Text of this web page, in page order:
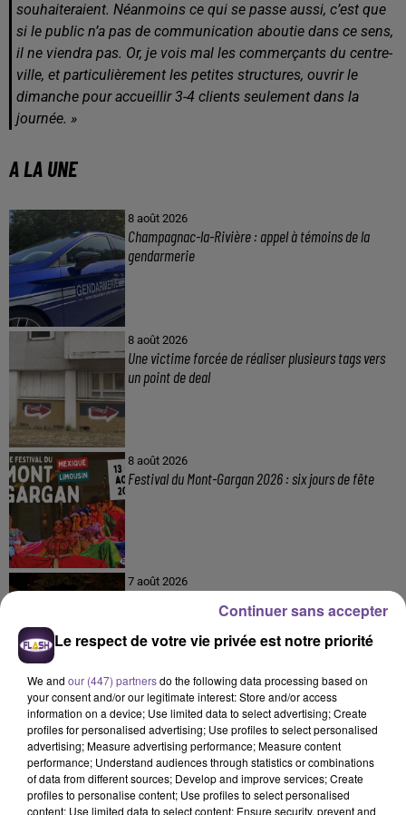
souhaiteraient. Néanmoins ce qui se passe aussi, c’est que
si le public n’a pas de communication aboutie dans ce sens,
il ne viendra pas. Or, je vois mal les commerçants du centre-
ville, et particulièrement les petites structures, ouvrir le
dimanche pour accueillir 3-4 clients seulement dans la
journée. »
A LA UNE
8 août 2026
Champagnac-la-Rivière : appel à témoins de la
gendarmerie
8 août 2026
Une victime forcée de réaliser plusieurs tags vers
un point de deal
8 août 2026
Festival du Mont-Gargan 2026 : six jours de fête
7 août 2026
DERNIERS TITRES
Le respect de votre vie privée est notre priorité
We and our (447) partnersdo the following data processing based on
your consent and/or our legitimate interest: Store and/or access
information on a device; Use limited data to select advertising; Create
profiles for personalised advertising; Use profiles to select personalised
advertising; Measure advertising performance; Measure content
performance; Understand audiences through statistics or combinations
of data from different sources; Develop and improve services; Create
profiles to personalise content; Use profiles to select personalised
content; Use limited data to select content; Ensure security, prevent and
Continuer sans accepter